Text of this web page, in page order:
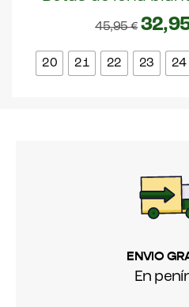
45,95€
20 21 22 23 24
ENVIO
En